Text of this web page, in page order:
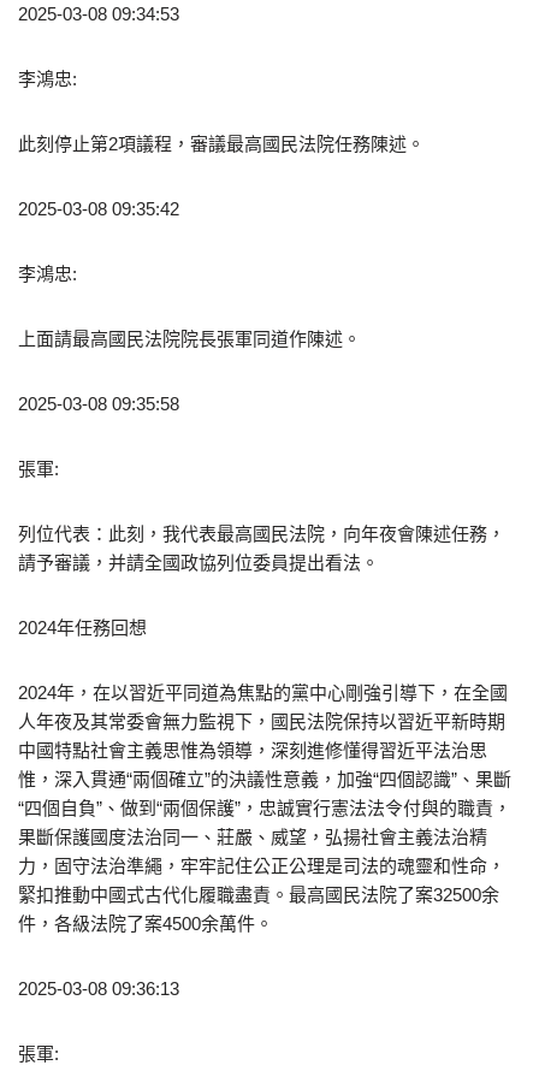
2025-03-08 09:34:53
李鴻忠:
此刻停止第2項議程，審議最高國民法院任務陳述。
2025-03-08 09:35:42
李鴻忠:
上面請最高國民法院院長張軍同道作陳述。
2025-03-08 09:35:58
張軍:
列位代表：此刻，我代表最高國民法院，向年夜會陳述任務，
請予審議，并請全國政協列位委員提出看法。
2024年任務回想
2024年，在以習近平同道為焦點的黨中心剛強引導下，在全國
人年夜及其常委會無力監視下，國民法院保持以習近平新時期
中國特點社會主義思惟為領導，深刻進修懂得習近平法治思
惟，深入貫通“兩個確立”的決議性意義，加強“四個認識”、果斷
“四個自負”、做到“兩個保護”，忠誠實行憲法法令付與的職責，
果斷保護國度法治同一、莊嚴、威望，弘揚社會主義法治精
力，固守法治準繩，牢牢記住公正公理是司法的魂靈和性命，
緊扣推動中國式古代化履職盡責。最高國民法院了案32500余
件，各級法院了案4500余萬件。
2025-03-08 09:36:13
張軍: